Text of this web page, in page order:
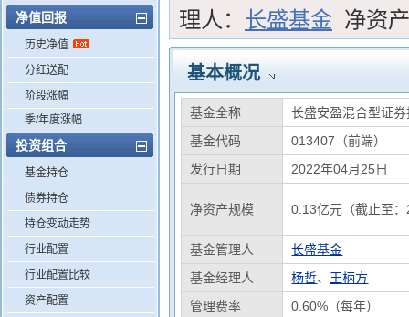
净值回报
历史净值
分红送配
阶段涨幅
季/年度涨幅
投资组合
基金持仓
债券持仓
持仓变动走势
行业配置
行业配置比较
资产配置
理人： 长盛基金 净资
基本概况
基金全称
长盛安盈混合型证
基金代码
013407（前端）
发行日期
2022年04月25日
净资产规模 0.13亿元（截止至
基金管理人
长盛基金
基金经理人
杨哲、 王柄方
管理费率
0.60%（每年）